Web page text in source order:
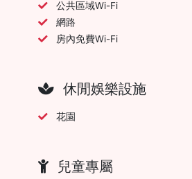
公共區域Wi-Fi
網路
房內免費Wi-Fi
休閒娛樂設施
花園
兒童專屬